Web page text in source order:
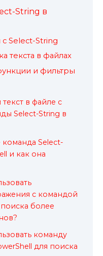
String в
Select-String
текста в файлах
и фильтры
текст в файле с
Select-String в
команда Select-
и как она
с командой
более
команду
для поиска